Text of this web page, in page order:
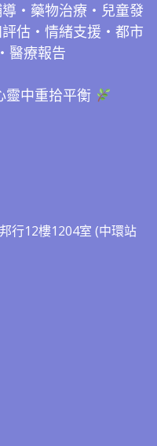
・藥物治療・兒童發
估・情緒支援・都市
醫療報告
靈中重拾平衡
行12樓1204室 (中環站